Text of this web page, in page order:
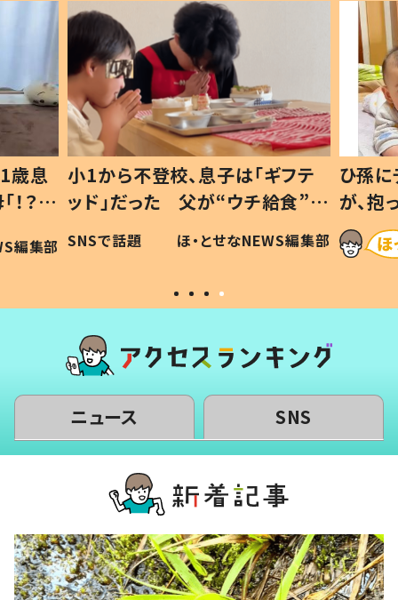
歳息
？」
編集部
小1から不登校、息子は「ギフテ
ッド」だった 父が“ウチ給食”を
作り続ける理由とは #令和の親
#令和の子
SNSで話題 ほ・とせなNEWS編集部
ひ孫
が、
「涙が
い」
ニュース SNS